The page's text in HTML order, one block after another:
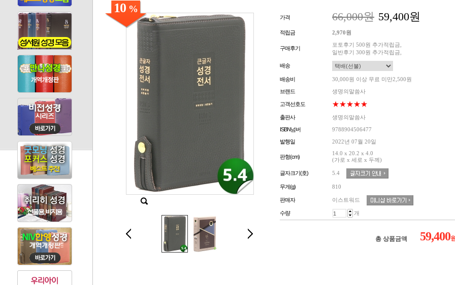
10 %
가격 66,000원 59,400원
적립금 2,970원
구매후기
포토후기 500원 추가적립금,
일반후기 300원 추가적립금,
배송
배송비
30,000원 이상 무료 미만2,500원
브랜드
생명의말씀사
고객선호도 ★★★★★
출판사
생명의말씀사
ISBN넘버
9788904506477
발행일
2022년 07월 20일
판형(cm)
14.0 x 20.2 x 4.0
(가로 x 세로 x 두께)
글자크기(호) 5.4
무게(g) 810
판매자 이스트워드
수량 개
총 상품금액 59,400